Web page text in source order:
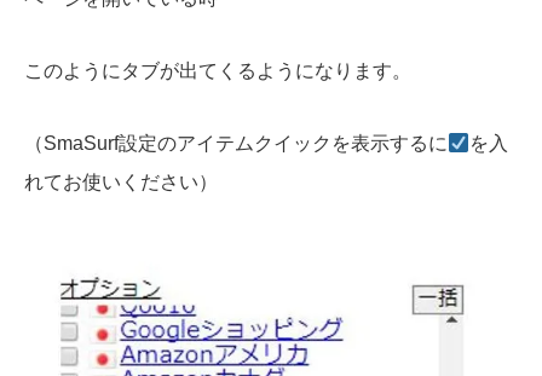
このようにタブが出てくるようになります。
（SmaSurf設定のアイテムクイックを表示するに
を入
れてお使いください）